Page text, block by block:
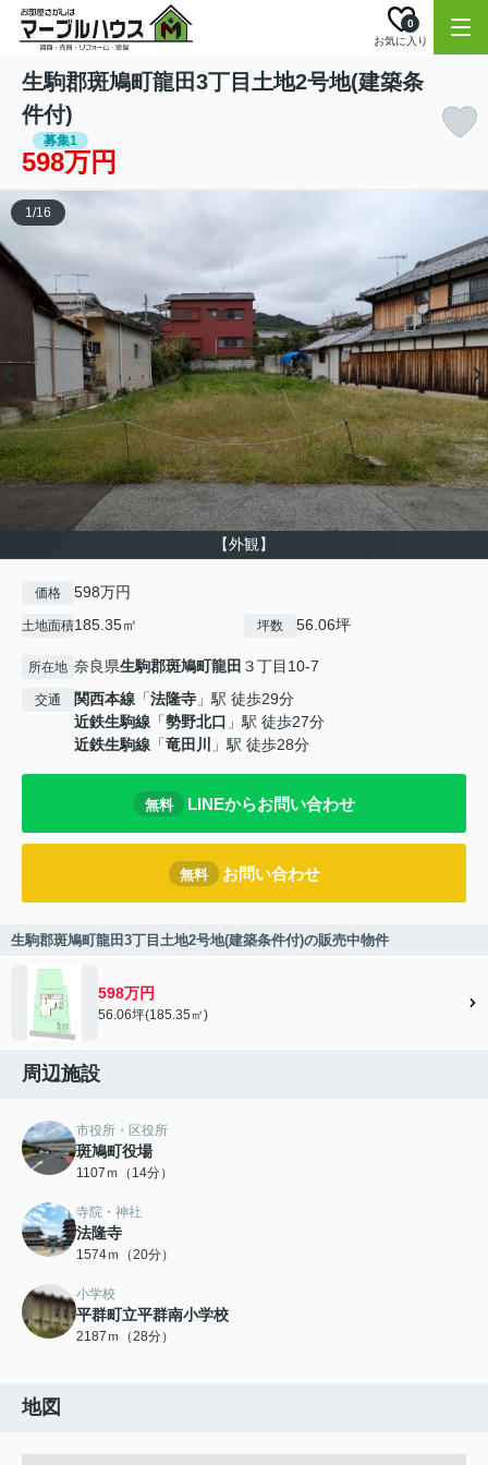
お気に入り
0
生駒郡斑鳩町龍田3丁目土地2号地(建築条
件付)
募集1
598万円
【外観】
1/16
価格 598万円
土地面積185.35㎡ 坪数 56.06坪
所在地 奈良県生駒郡斑鳩町龍田 ３丁目10-7
交通 関西本線 「法隆寺 」駅 徒歩29分
近鉄生駒線 「勢野北口 」駅 徒歩27分
近鉄生駒線 「竜田川 」駅 徒歩28分
無料 LINEからお問い合わせ
無料 お問い合わせ
生駒郡斑鳩町龍田3丁目土地2号地(建築条件付)の販売中物件
598万円
56.06坪(185.35㎡)
周辺施設
市役所・区役所
斑鳩町役場
1107ｍ（14分）
寺院・神社
法隆寺
1574ｍ（20分）
小学校
平群町立平群南小学校
2187ｍ（28分）
地図